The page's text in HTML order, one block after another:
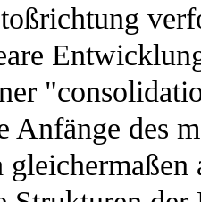
Anfänge des